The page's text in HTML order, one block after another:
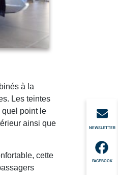
NEWSLETTER
FACEBOOK
à la
Les teintes
quel point le
ainsi que
cette